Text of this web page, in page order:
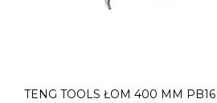
TENG TOOLS ŁOM 400 MM